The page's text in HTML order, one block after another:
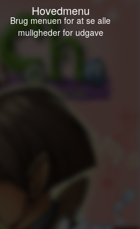
Hovedmenu
Brug menuen for at se alle
muligheder for udgave